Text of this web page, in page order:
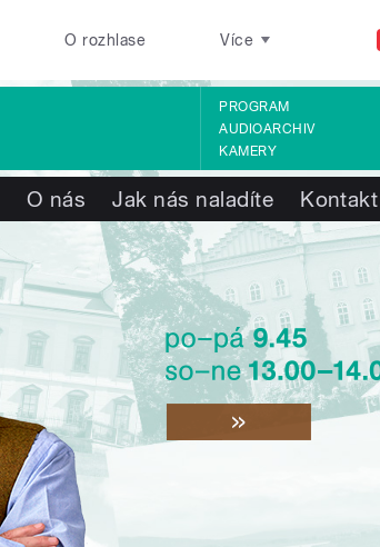
O rozhlase Více
PROGRAM
AUDIOARCHIV
KAMERY
O nás Jak nás naladíte Kontakt